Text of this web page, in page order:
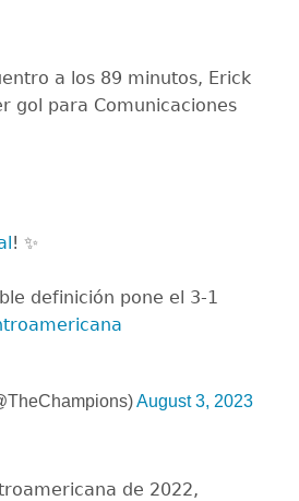
a los 89 minutos, Erick
gol para Comunicaciones
! ✨
definición pone el 3-1
August 3, 2023
de 2022,